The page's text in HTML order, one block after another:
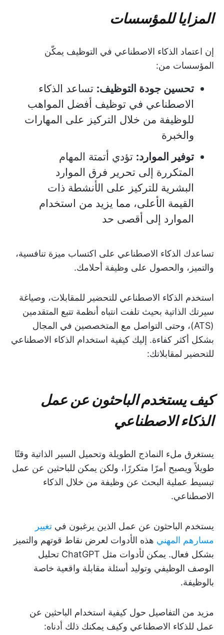
المزايا للمؤسسات
إن اعتماد الذكاء الاصطناعي في التوظيف يمكّن
المؤسسات من:
تحسين جودة التوظيف: تساعد الذكاء
الاصطناعي في توظيف أفضل المواهب
للوظيفة من خلال التركيز على المهارات
والخبرة
توفير الموارد: تؤدي أتمتة المهام
المتكررة إلى تحرير فرق الموارد
البشرية للتركيز على الأنشطة ذات
القيمة الأعلى، مما يزيد من استخدام
الموارد إلى أقصى حد
تساعدك الذكاء الاصطناعي على اكتساب ميزة تنافسية،
والتميز، والحصول على وظيفة أحلامك.
استخدم الذكاء الاصطناعي للتحضير للمقابلات، وصياغة
سيرتك الذاتية بحيث تلفت انتباه أنظمة تتبع المتقدمين
(ATS)، وحتى التواصل مع المتخصصين في المجال
بشكل أكثر كفاءة. إليك كيفية استخدام الذكاء الاصطناعي
للتحضير لمقابلاتك:
كيف يستخدم الباحثون عن عمل
الذكاء الاصطناعي
يستغرق ملء النماذج الطويلة وتحميل السير الذاتية وقتًا
طويلاً ويصبح أمرًا متكررًا، ولكن يمكن للباحثين عن عمل
تبسيط عملية البحث عن وظيفة من خلال الذكاء
الاصطناعي.
يستخدم الباحثون عن عمل الذين يرغبون في تغيير
مسارهم المهني هذه الأدوات لعرض نقاط قوتهم والتميز
بشكل فعال. يمكن لأدوات مثل ChatGPT تحليل
الوصف الوظيفي وتوليد أسئلة مقابلة واقعية خاصة
بالوظيفة.
مزيد من التفاصيل حول كيفية استخدام الباحثين عن
عمل للذكاء الاصطناعي وكيف يمكنك ذلك أدناه: